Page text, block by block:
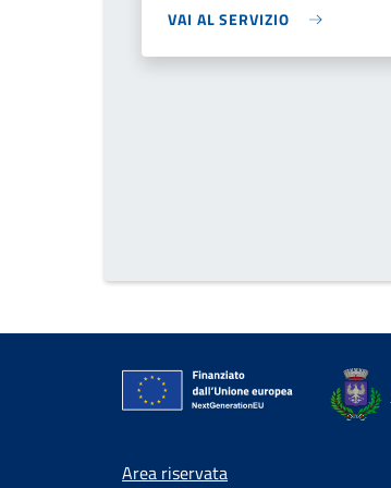
VAI AL SERVIZIO
Area riservata